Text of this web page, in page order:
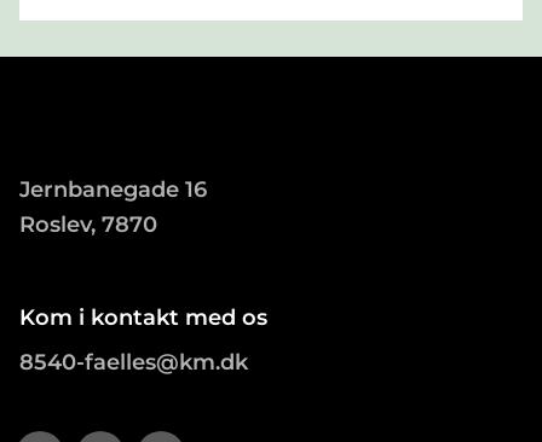
Jernbanegade 16
Roslev, 7870
Kom i kontakt med os
8540-faelles@km.dk